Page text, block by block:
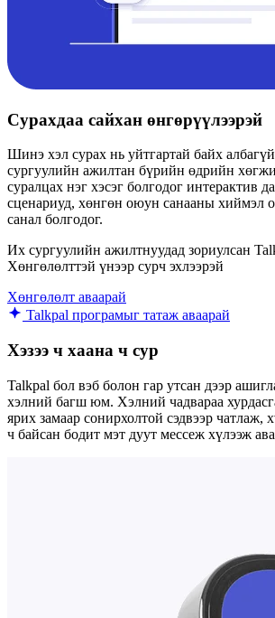
Сурахдаа сайхан өнгөрүүлээрэй
Шинэ хэл сурах нь уйтгартай байх
сургуулийн ажилтан бүрийн өдрийн
суралцах нэг хэсэг болгодог интерактив
сценариуд, хөнгөн оюун санааны хиймэл
санал болгодог.
Их сургуулийн ажилтнуудад зориулсан
Хөнгөлөлттэй үнээр сурч эхлээрэй
Хөнгөлөлт аваарай
Talkpal програмыг татаж аваарай
Хэзээ ч хаана ч сур
Talkpal бол вэб болон гар утсан дээр
хэлний багш юм. Хэлний чадвараа
ярих замаар сонирхолтой сэдвээр чатлаж,
ч байсан бодит мэт дуут мессеж хүлээж